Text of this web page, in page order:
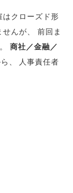
はクローズド形
せんが、
前回ま
。
商社／金融／
、
人事責任者